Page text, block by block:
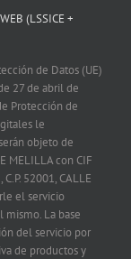
(LSSICE +
de Datos (UE)
27 de abril de
Protección de
le
objeto de
MELILLA con CIF
52001, CALLE
el servicio
La base
del servicio por
de productos y